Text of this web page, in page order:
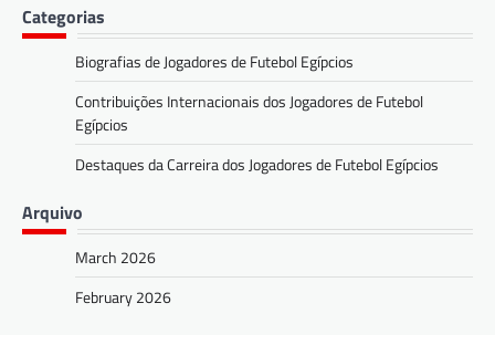
Categorias
Biografias de Jogadores de Futebol Egípcios
Contribuições Internacionais dos Jogadores de Futebol
Egípcios
Destaques da Carreira dos Jogadores de Futebol Egípcios
Arquivo
March 2026
February 2026